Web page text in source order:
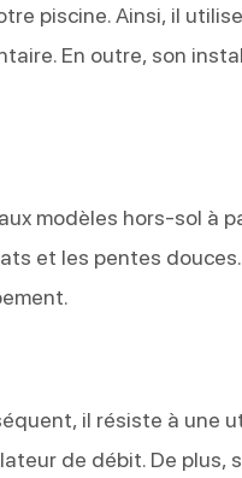
piscine. Ainsi, il
En outre, son
modèles hors-sol à
et les pentes
il résiste à une
de débit. De plus,